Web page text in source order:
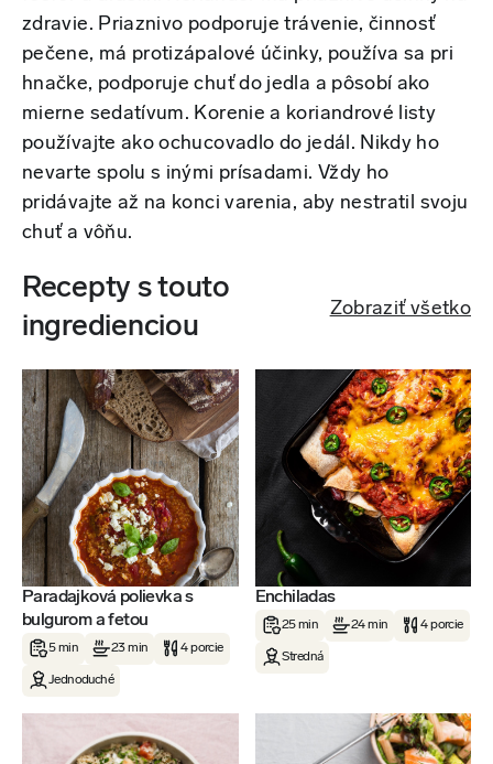
zdravie. Priaznivo podporuje trávenie, činnosť
pečene, má protizápalové účinky, používa sa pri
hnačke, podporuje chuť do jedla a pôsobí ako
mierne sedatívum. Korenie a koriandrové listy
používajte ako ochucovadlo do jedál. Nikdy ho
nevarte spolu s inými prísadami. Vždy ho
pridávajte až na konci varenia, aby nestratil svoju
chuť a vôňu.
Recepty s touto
ingredienciou
Zobraziť všetko
Paradajková polievka s
bulgurom a fetou
5 min 23 min 4 porcie
Jednoduché
Enchiladas
25 min 24 min 4 porcie
Stredná